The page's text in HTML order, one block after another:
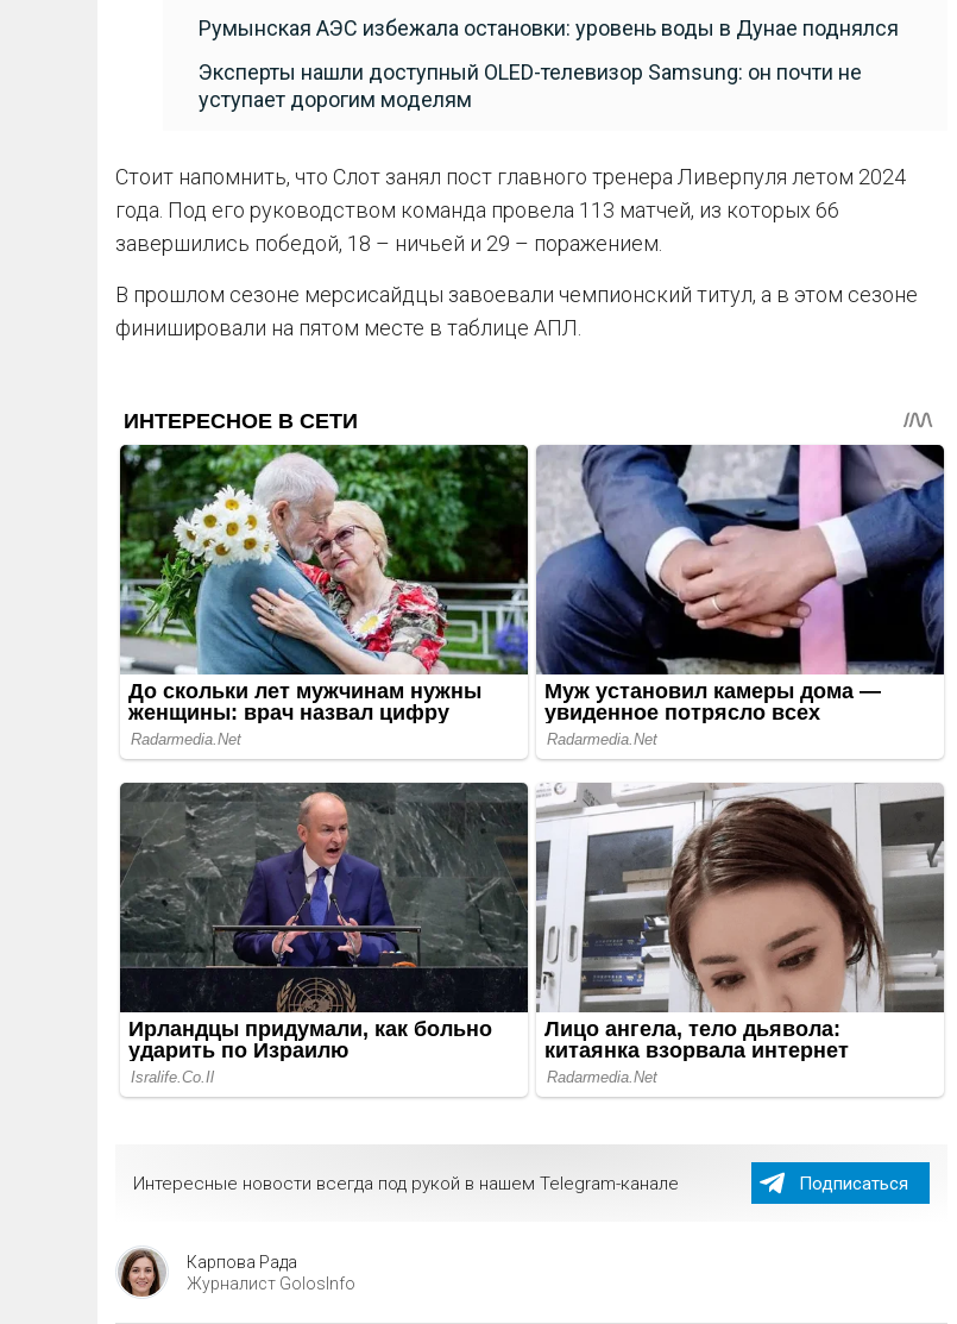
Румынская АЭС избежала остановки: уровень воды в Дунае поднялся
Эксперты нашли доступный OLED-телевизор Samsung: он почти не
уступает дорогим моделям
Стоит напомнить, что Слот занял пост главного тренера Ливерпуля летом 2024
года. Под его руководством команда провела 113 матчей, из которых 66
завершились победой, 18 – ничьей и 29 – поражением.
В прошлом сезоне мерсисайдцы завоевали чемпионский титул, а в этом сезоне
финишировали на пятом месте в таблице АПЛ.
Интересные новости всегда под рукой в нашем Telegram-канале Подписаться
Карпова Рада
Журналист GolosInfo